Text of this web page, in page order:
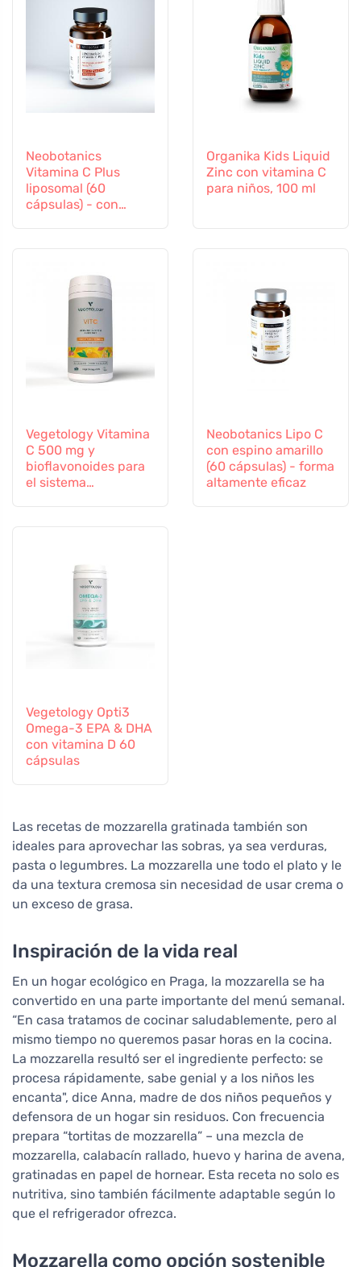
Neobotanics
Vitamina C Plus
liposomal (60
cápsulas) - con
Organika Kids Liquid
Zinc con vitamina C
para niños, 100 ml
Vegetology Vitamina
C 500 mg y
bioflavonoides para
el sistema
Neobotanics Lipo C
con espino amarillo
(60 cápsulas) - forma
altamente eficaz
Vegetology Opti3
Omega-3 EPA & DHA
con vitamina D 60
cápsulas
Las recetas de mozzarella gratinada también son
ideales para aprovechar las sobras, ya sea verduras,
pasta o legumbres. La mozzarella une todo el plato y le
da una textura cremosa sin necesidad de usar crema o
un exceso de grasa.
Inspiración de la vida real
En un hogar ecológico en Praga, la mozzarella se ha
convertido en una parte importante del menú semanal.
“En casa tratamos de cocinar saludablemente, pero al
mismo tiempo no queremos pasar horas en la cocina.
La mozzarella resultó ser el ingrediente perfecto: se
procesa rápidamente, sabe genial y a los niños les
encanta", dice Anna, madre de dos niños pequeños y
defensora de un hogar sin residuos. Con frecuencia
prepara “tortitas de mozzarella” – una mezcla de
mozzarella, calabacín rallado, huevo y harina de avena,
gratinadas en papel de hornear. Esta receta no solo es
nutritiva, sino también fácilmente adaptable según lo
que el refrigerador ofrezca.
Mozzarella como opción sostenible